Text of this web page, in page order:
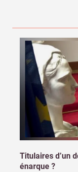
Titulaires d’un
énarque ?